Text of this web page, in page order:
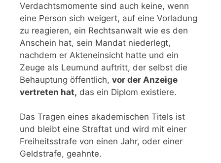
Verdachtsmomente sind auch keine, wenn
eine Person sich weigert, auf eine Vorladung
zu reagieren, ein Rechtsanwalt wie es den
Anschein hat, sein Mandat niederlegt,
nachdem er Akteneinsicht hatte und ein
Zeuge als Leumund auftritt, der selbst die
Behauptung öffentlich, vor der Anzeige
vertreten hat, das ein Diplom existiere.
Das Tragen eines akademischen Titels ist
und bleibt eine Straftat und wird mit einer
Freiheitsstrafe von einen Jahr, oder einer
Geldstrafe, geahnte.